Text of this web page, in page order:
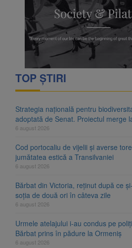
decid dacă începe
Proiectul merge la promulgare
TOP ȘTIRI
Strategia națională pentru
adoptată de Senat. Proiectul merge
6 august 2026
Cod portocaliu de vijelii și averse
jumătatea estică a Transilvaniei
6 august 2026
Bărbat din Victoria, reținut după ce
soția de două ori în câteva zile
6 august 2026
Urmele atelajului i-au condus pe
Bărbat prins în pădure la Ormeniș
6 august 2026